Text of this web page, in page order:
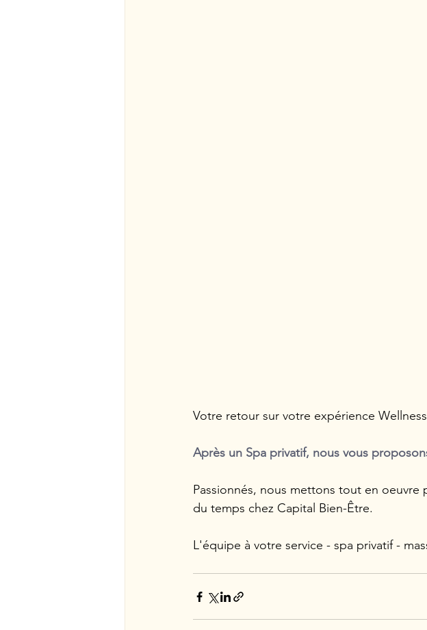
Votre retour sur votre expérience
Après un Spa privatif, nous vous
Passionnés, nous mettons tout en
du temps chez Capital Bien-Être.
L'équipe à votre service - spa privatif -